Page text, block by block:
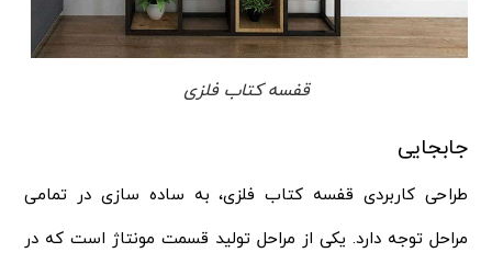
قفسه کتاب فلزی
جابجایی
طراحی کاربردی قفسه کتاب فلزی، به ساده سازی در تمامی
مراحل توجه دارد. یکی از مراحل تولید قسمت مونتاژ است که در